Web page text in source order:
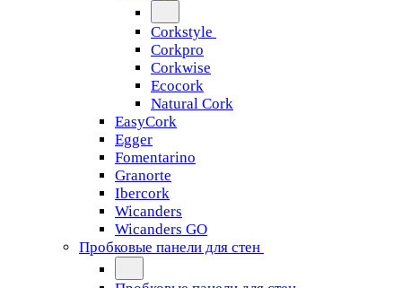
Corkstyle
Corkpro
Corkwise
Ecocork
Natural Cork
EasyCork
Egger
Fomentarino
Granorte
Ibercork
Wicanders
Wicanders GO
Пробковые панели для стен